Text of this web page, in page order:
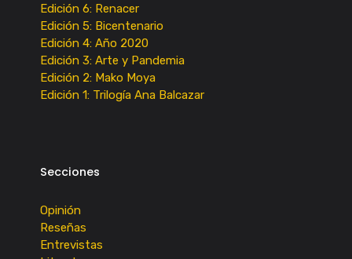
Edición 6: Renacer
Edición 5: Bicentenario
Edición 4: Año 2020
Edición 3: Arte y Pandemia
Edición 2: Mako Moya
Edición 1: Trilogía Ana Balcazar
Secciones
Opinión
Reseñas
Entrevistas